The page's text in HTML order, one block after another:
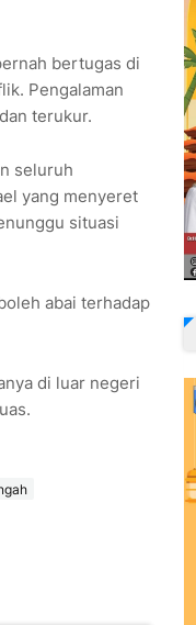
bertugas di
Pengalaman
terukur.
seluruh
yang menyeret
situasi
abai terhadap
di luar negeri